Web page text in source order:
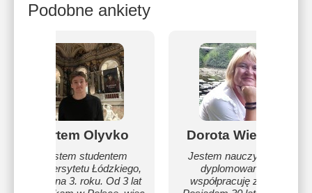
Podobne ankiety
Artem Olyvko
Jestem studentem
Uniwersytetu Łódzkiego,
teraz na 3. roku. Od 3 lat
Dorota Wiechno
Jestem nauczycielem
dyplomowanym,
współpracuję z OKE.